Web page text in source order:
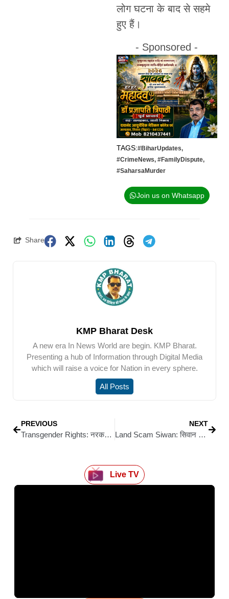
लोग घटना के बाद से सहमे
हुए हैं।
- Sponsored -
TAGS:#BiharUpdates,
#CrimeNews, #FamilyDispute,
#SaharsaMurder
Join us on Whatsapp
Share
KMP Bharat Desk
A new era In News World are begin. KMP Bharat.
Presenting a hub of Information through Digital Media
which will raise a voice for Nation in every sphere.
All Posts
PREVIOUS
Transgender Rights: नरकटियागंज में किन्नर समाज की राजनीति में एंट्री, माया रानी ने ठोकी ताल
NEXT
Land Scam Siwan: सिवान में जमीन की रजिस्ट्री करने के नाम पर चल रहा धन उगाही का बड़ा खेल
Live TV